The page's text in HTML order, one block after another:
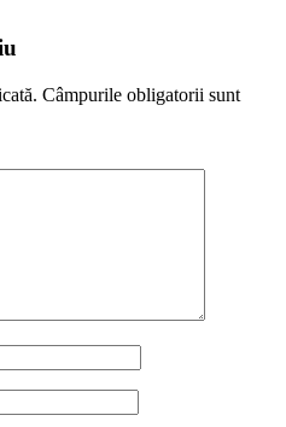
Câmpurile obligatorii sunt